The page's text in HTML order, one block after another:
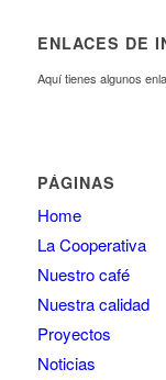
ENLACES DE
Aquí tienes algunos
PÁGINAS
Home
La Cooperativa
Nuestro café
Nuestra calidad
Proyectos
Noticias